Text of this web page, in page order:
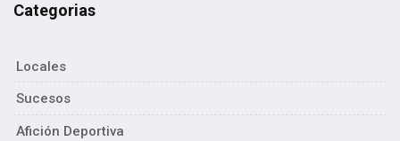
Categorias
Locales
Sucesos
Afición Deportiva